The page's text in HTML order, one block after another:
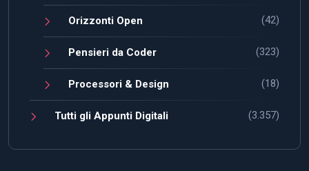
Orizzonti Open (42)
Pensieri da Coder (323)
Processori & Design (18)
Tutti gli Appunti Digitali (3.357)